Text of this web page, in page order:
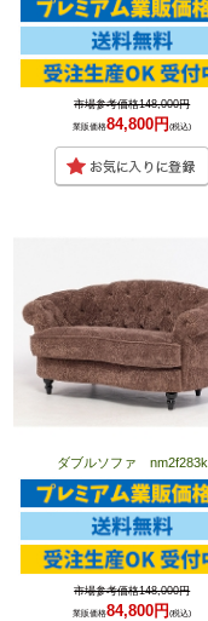
市場参考価格148,000円
業販価格84,800円(税込)
ダブルソファ nm2f283k
市場参考価格148,000円
業販価格84,800円(税込)